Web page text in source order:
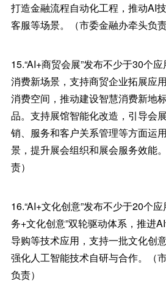
打造金融流程自动化工程，推动AI
客服等场景。（市委金融办牵头负责
15.“AI+商贸会展”发布不少于30个
消费新场景，支持商贸企业拓展应
消费空间，推动建设智慧消费新地
品。支持展馆智能化改造，引导会
销、服务和客户关系管理等方面运
景，提升展会组织和展会服务效能
责）
16.“AI+文化创意”发布不少于20个
务+文化创意”双轮驱动体系，推进
导购等技术应用，支持一批文化创
强化人工智能技术自研与合作。（
负责）